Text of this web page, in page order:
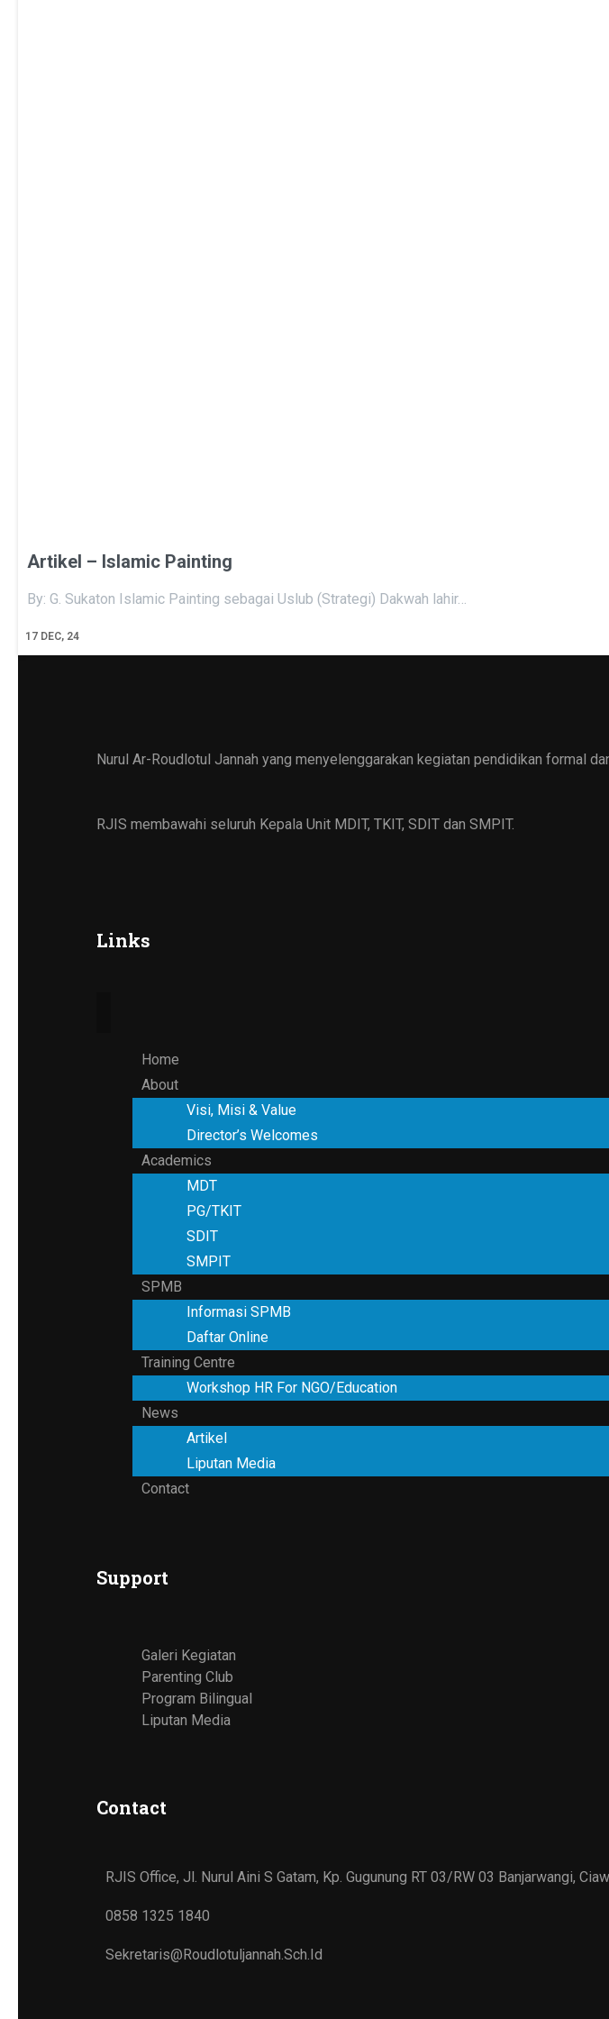
Artikel – Islamic Painting
17 DEC, 24
By: G. Sukaton Islamic Painting sebagai Uslub (Strategi) Dakwah lahir…
Nurul Ar-Roudlotul Jannah yang menyelenggarakan kegiatan pendidikan formal
RJIS membawahi seluruh Kepala Unit MDIT, TKIT, SDIT dan SMPIT.
Links
Home
About
Visi, Misi & Value
Director’s Welcomes
Academics
MDT
PG/TKIT
SDIT
SMPIT
SPMB
Informasi SPMB
Daftar Online
Training Centre
Workshop HR For NGO/Education
News
Artikel
Liputan Media
Contact
Support
Galeri Kegiatan
Parenting Club
Program Bilingual
Liputan Media
Contact
RJIS Office, Jl. Nurul Aini S Gatam, Kp. Gugunung RT 03/RW 03 Banjarwangi,
0858 1325 1840
Sekretaris@roudlotuljannah.sch.id